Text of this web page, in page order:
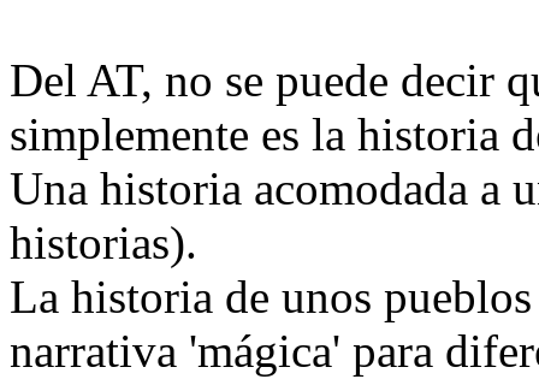
Del AT, no se puede decir
simplemente es la historia
Una historia acomodada a
historias).
La historia de unos
narrativa 'mágica' para